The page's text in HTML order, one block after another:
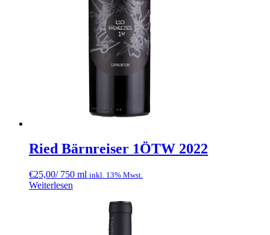
Ried Bärnreiser 1ÖTW 2022
€25,00/ 750 ml inkl. 13% Mwst.
Weiterlesen